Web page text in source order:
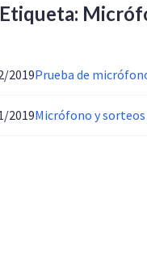
2019Prueba de
2019Micrófono y sorteos